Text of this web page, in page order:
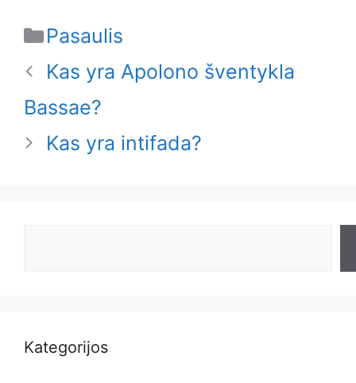
Categories
Pasaulis
Kas yra Apolono šventykla
Bassae?
Kas yra intifada?
Kategorijos